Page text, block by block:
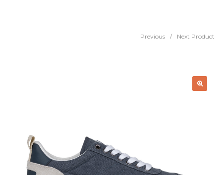
Previous / Next Product